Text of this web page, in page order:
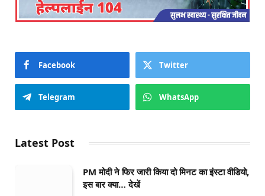
Facebook Twitter
Telegram WhatsApp
Latest Post
PM मोदी ने फिर जारी किया दो मिनट का इंस्टा वीडियो,
इस बार क्या… देखें